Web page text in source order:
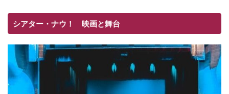
シアター・ナウ！ 映画と舞台